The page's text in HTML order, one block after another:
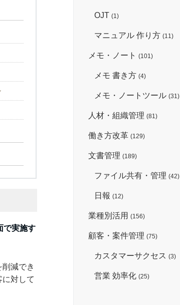
で実施す
減でき
対して
OJT (1)
マニュアル 作り方 (11)
メモ・ノート (101)
メモ 書き方 (4)
メモ・ノートツール (31)
人材・組織管理 (81)
働き方改革 (129)
文書管理 (189)
ファイル共有・管理 (42)
日報 (12)
業種別活用 (156)
顧客・案件管理 (75)
カスタマーサクセス (3)
営業 効率化 (25)